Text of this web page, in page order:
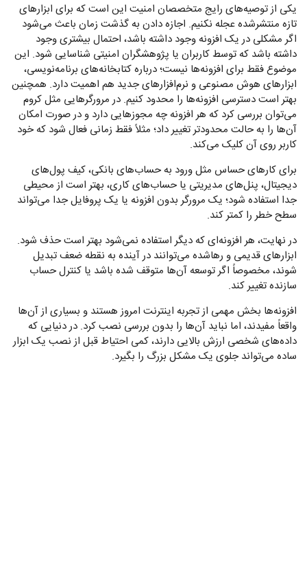
یکی از توصیه‌های رایج متخصصان امنیت این است که برای ابزارهای
تازه منتشرشده عجله نکنیم. اجازه دادن به گذشت زمان باعث می‌شود
اگر مشکلی در یک افزونه وجود داشته باشد، احتمال بیشتری وجود
داشته باشد که توسط کاربران یا پژوهشگران امنیتی شناسایی شود. این
موضوع فقط برای افزونه‌ها نیست؛ درباره کتابخانه‌های برنامه‌نویسی،
ابزارهای هوش مصنوعی و نرم‌افزارهای جدید هم اهمیت دارد. همچنین
بهتر است دسترسی افزونه‌ها را محدود کنیم. در مرورگرهایی مثل کروم
می‌توان بررسی کرد که هر افزونه چه مجوزهایی دارد و در صورت امکان
آن‌ها را به حالت محدودتر تغییر داد؛ مثلاً فقط زمانی فعال شود که خود
کاربر روی آن کلیک می‌کند.
برای کارهای حساس مثل ورود به حساب‌های بانکی، کیف پول‌های
دیجیتال، پنل‌های مدیریتی یا حساب‌های کاری، بهتر است از محیطی
جدا استفاده شود؛ یک مرورگر بدون افزونه یا یک پروفایل جدا می‌تواند
سطح خطر را کمتر کند.
در نهایت، هر افزونه‌ای که دیگر استفاده نمی‌شود بهتر است حذف شود.
ابزارهای قدیمی و رهاشده می‌توانند در آینده به نقطه ضعف تبدیل
شوند، مخصوصاً اگر توسعه آن‌ها متوقف شده باشد یا کنترل حساب
سازنده تغییر کند.
افزونه‌ها بخش مهمی از تجربه اینترنت امروز هستند و بسیاری از آن‌ها
واقعاً مفیدند، اما نباید آن‌ها را بدون بررسی نصب کرد. در دنیایی که
داده‌های شخصی ارزش بالایی دارند، کمی احتیاط قبل از نصب یک ابزار
ساده می‌تواند جلوی یک مشکل بزرگ را بگیرد.